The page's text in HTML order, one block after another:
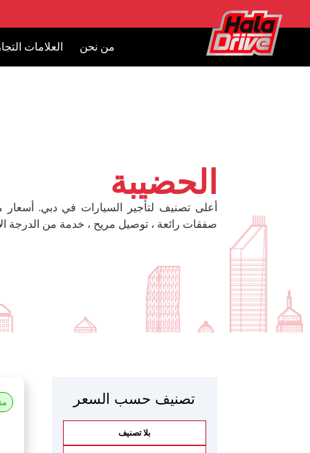
من نحن العلامات
الحضيبة
أعلى تصنيف لتأجير السيارات في دبي.
صفقات رائعة ، توصيل مريح ، خدمة من الدرجة
تصنيف حسب السعر
بلا تصنيف